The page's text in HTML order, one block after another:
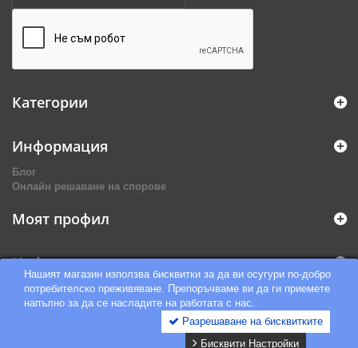
Нашият магазин използва бисквитки за да ви осугури по-добро
потребителско преживяване. Препоръчваме ви да ги приемете
напълно за да се насладите на работата с нас.
Разрешаване на бисквитките
Бисквити Настройки
Категории
Информация
Блог
Онлайн решаване на спорове
Моят профил
Информация за магазина